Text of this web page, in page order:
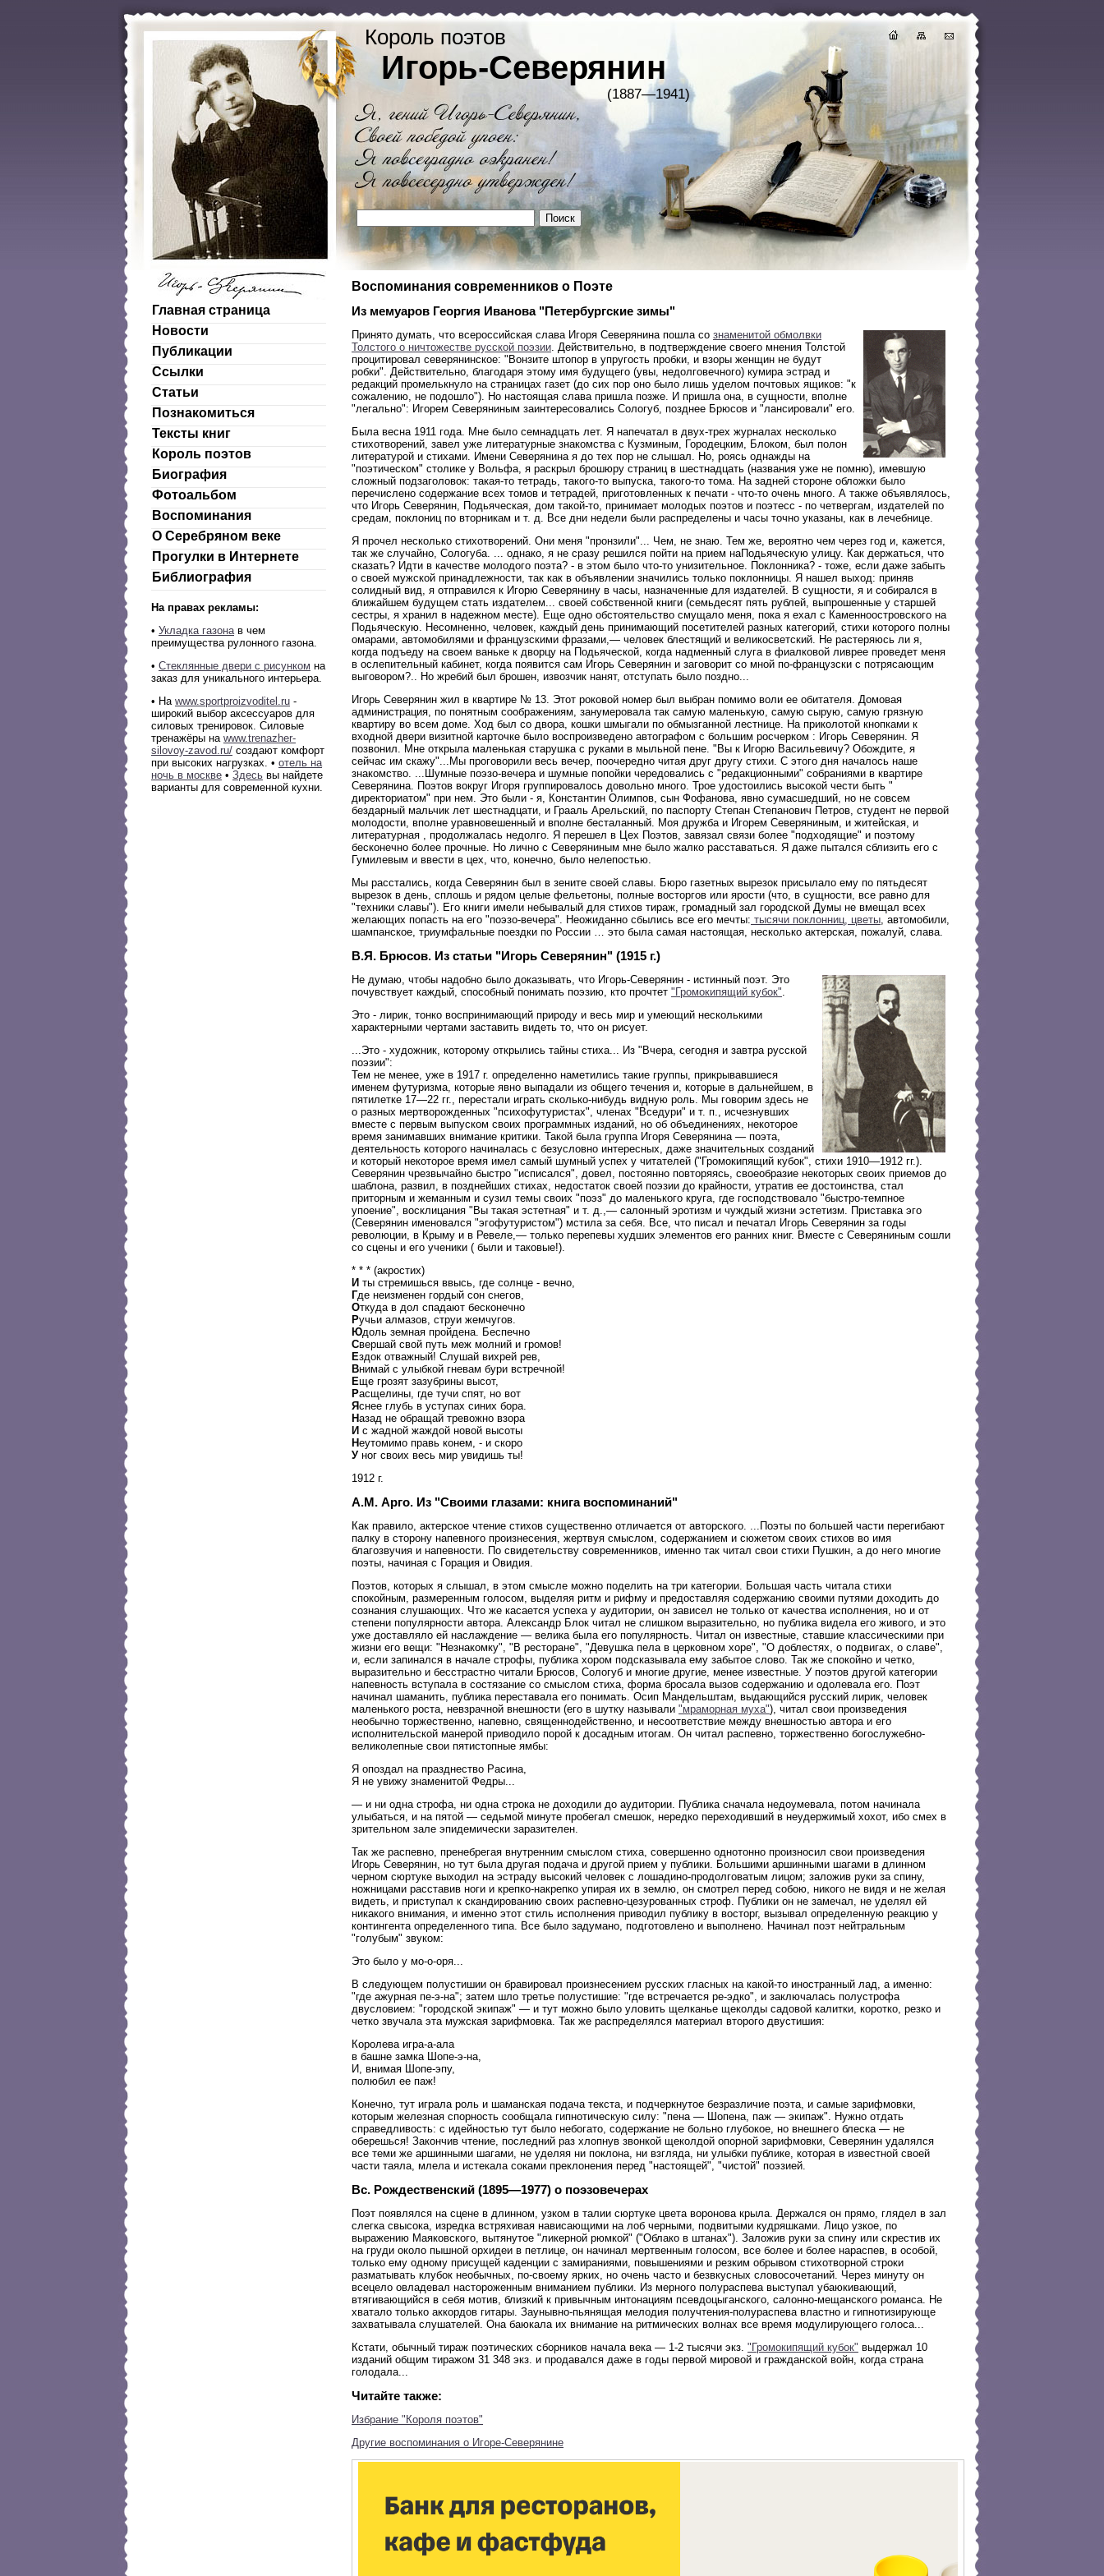
Король поэтов
Игорь-Северянин
(1887—1941)
Главная страница
Новости
Публикации
Ссылки
Статьи
Познакомиться
Тексты книг
Король поэтов
Биография
Фотоальбом
Воспоминания
О Серебряном веке
Прогулки в Интернете
Библиография
На правах рекламы:
• Укладка газонав чем
преимущества рулонного газона.
• Стеклянные двери с рисунком на
заказ для уникального интерьера.
• На www.sportproizvoditel.ru -
широкий выбор аксессуаров для
силовых тренировок. Силовые
тренажёры на www.trenazher-
silovoy-zavod.ru/ создают комфорт
при высоких нагрузках. • отель на
ночь в москве • Здесь вы найдете
варианты для современной кухни.
Воспоминания современников о Поэте
Из мемуаров Георгия Иванова "Петербургские зимы"
Принято думать, что всероссийская слава Игоря Северянина пошла со знаменитой обмолвки
Толстого о ничтожестве русской поэзии. Действительно, в подтверждение своего мнения Толстой
процитировал северянинское: "Вонзите штопор в упругость пробки, и взоры женщин не будут
робки". Действительно, благодаря этому имя будущего (увы, недолговечного) кумира эстрад и
редакций промелькнуло на страницах газет (до сих пор оно было лишь уделом почтовых ящиков: "к
сожалению, не подошло"). Но настоящая слава пришла позже. И пришла она, в сущности, вполне
"легально": Игорем Северяниным заинтересовались Сологуб, позднее Брюсов и "лансировали" его.
Была весна 1911 года. Мне было семнадцать лет. Я напечатал в двух-трех журналах несколько
стихотворений, завел уже литературные знакомства с Кузминым, Городецким, Блоком, был полон
литературой и стихами. Имени Северянина я до тех пор не слышал. Но, роясь однажды на
"поэтическом" столике у Вольфа, я раскрыл брошюру страниц в шестнадцать (названия уже не помню), имевшую
сложный подзаголовок: такая-то тетрадь, такого-то выпуска, такого-то тома. На задней стороне обложки было
перечислено содержание всех томов и тетрадей, приготовленных к печати - что-то очень много. А также объявлялось,
что Игорь Северянин, Подьяческая, дом такой-то, принимает молодых поэтов и поэтесс - по четвергам, издателей по
средам, поклониц по вторникам и т. д. Все дни недели были распределены и часы точно указаны, как в лечебнице.
Я прочел несколько стихотворений. Они меня "пронзили"... Чем, не знаю. Тем же, вероятно чем через год и, кажется,
так же случайно, Сологуба. ... однако, я не сразу решился пойти на прием наПодьяческую улицу. Как держаться, что
сказать? Идти в качестве молодого поэта? - в этом было что-то унизительное. Поклонника? - тоже, если даже забыть
о своей мужской принадлежности, так как в объявлении значились только поклонницы. Я нашел выход: приняв
солидный вид, я отправился к Игорю Северянину в часы, назначенные для издателей. В сущности, я и собирался в
ближайшем будущем стать издателем... своей собственной книги (семьдесят пять рублей, выпрошенные у старшей
сестры, я хранил в надежном месте). Еще одно обстоятельство смущало меня, пока я ехал с Каменноостровского на
Подьяческую. Несомненно, человек, каждый день принимающий посетителей разных категорий, стихи которого полны
омарами, автомобилями и французскими фразами,— человек блестящий и великосветский. Не растеряюсь ли я,
когда подъеду на своем ваньке к дворцу на Подьяческой, когда надменный слуга в фиалковой ливрее проведет меня
в ослепительный кабинет, когда появится сам Игорь Северянин и заговорит со мной по-французски с потрясающим
выговором?.. Но жребий был брошен, извозчик нанят, отступать было поздно...
Игорь Северянин жил в квартире № 13. Этот роковой номер был выбран помимо воли ее обитателя. Домовая
администрация, по понятным соображениям, занумеровала так самую маленькую, самую сырую, самую грязную
квартиру во всем доме. Ход был со двора, кошки шмыгали по обмызганной лестнице. На приколотой кнопками к
входной двери визитной карточке было воспроизведено автографом с большим росчерком : Игорь Северянин. Я
позвонил. Мне открыла маленькая старушка с руками в мыльной пене. "Вы к Игорю Васильевичу? Обождите, я
сейчас им скажу"...Мы проговорили весь вечер, поочередно читая друг другу стихи. С этого дня началось наше
знакомство. ...Шумные поэзо-вечера и шумные попойки чередовались с "редакционными" собраниями в квартире
Северянина. Поэтов вокруг Игоря группировалось довольно много. Трое удостоились высокой чести быть "
директориатом" при нем. Это были - я, Константин Олимпов, сын Фофанова, явно сумасшедший, но не совсем
бездарный мальчик лет шестнадцати, и Грааль Арельский, по паспорту Степан Степанович Петров, студент не первой
молодости, вполне уравновешенный и вполне бесталанный. Моя дружба и Игорем Северяниным, и житейская, и
литературная , продолжалась недолго. Я перешел в Цех Поэтов, завязал связи более "подходящие" и поэтому
бесконечно более прочные. Но лично с Северяниным мне было жалко расставаться. Я даже пытался сблизить его с
Гумилевым и ввести в цех, что, конечно, было нелепостью.
Мы расстались, когда Северянин был в зените своей славы. Бюро газетных вырезок присылало ему по пятьдесят
вырезок в день, сплошь и рядом целые фельетоны, полные восторгов или ярости (что, в сущности, все равно для
"техники славы"). Его книги имели небывалый для стихов тираж, громадный зал городской Думы не вмещал всех
желающих попасть на его "поэзо-вечера". Неожиданно сбылись все его мечты: тысячи поклонниц, цветы, автомобили,
шампанское, триумфальные поездки по России … это была самая настоящая, несколько актерская, пожалуй, слава.
В.Я. Брюсов. Из статьи "Игорь Северянин" (1915 г.)
Не думаю, чтобы надобно было доказывать, что Игорь-Северянин - истинный поэт. Это
почувствует каждый, способный понимать поэзию, кто прочтет "Громокипящий кубок".
Это - лирик, тонко воспринимающий природу и весь мир и умеющий несколькими
характерными чертами заставить видеть то, что он рисует.
...Это - художник, которому открылись тайны стиха... Из "Вчера, сегодня и завтра русской
поэзии":
Тем не менее, уже в 1917 г. определенно наметились такие группы, прикрывавшиеся
именем футуризма, которые явно выпадали из общего течения и, которые в дальнейшем, в
пятилетке 17—22 гг., перестали играть сколько-нибудь видную роль. Мы говорим здесь не
о разных мертворожденных "психофутуристах", членах "Вседури" и т. п., исчезнувших
вместе с первым выпуском своих программных изданий, но об объединениях, некоторое
время занимавших внимание критики. Такой была группа Игоря Северянина — поэта,
деятельность которого начиналась с безусловно интересных, даже значительных созданий
и который некоторое время имел самый шумный успех у читателей ("Громокипящий кубок", стихи 1910—1912 гг.).
Северянин чрезвычайно быстро "исписался", довел, постоянно повторяясь, своеобразие некоторых своих приемов до
шаблона, развил, в позднейших стихах, недостаток своей поэзии до крайности, утратив ее достоинства, стал
приторным и жеманным и сузил темы своих "поэз" до маленького круга, где господствовало "быстро-темпное
упоение", восклицания "Вы такая эстетная" и т. д.,— салонный эротизм и чуждый жизни эстетизм. Приставка эго
(Северянин именовался "эгофутуристом") мстила за себя. Все, что писал и печатал Игорь Северянин за годы
революции, в Крыму и в Ревеле,— только перепевы худших элементов его ранних книг. Вместе с Северяниным сошли
со сцены и его ученики ( были и таковые!).
* * * (акростих)
И ты стремишься ввысь, где солнце - вечно,
Где неизменен гордый сон снегов,
Откуда в дол спадают бесконечно
Ручьи алмазов, струи жемчугов.
Юдоль земная пройдена. Беспечно
Свершай свой путь меж молний и громов!
Ездок отважный! Слушай вихрей рев,
Внимай с улыбкой гневам бури встречной!
Еще грозят зазубрины высот,
Расщелины, где тучи спят, но вот
Яснее глубь в уступах синих бора.
Назад не обращай тревожно взора
И с жадной жаждой новой высоты
Неутомимо правь конем, - и скоро
У ног своих весь мир увидишь ты!
1912 г.
А.М. Арго. Из "Своими глазами: книга воспоминаний"
Как правило, актерское чтение стихов существенно отличается от авторского. ...Поэты по большей части перегибают
палку в сторону напевного произнесения, жертвуя смыслом, содержанием и сюжетом своих стихов во имя
благозвучия и напевности. По свидетельству современников, именно так читал свои стихи Пушкин, а до него многие
поэты, начиная с Горация и Овидия.
Поэтов, которых я слышал, в этом смысле можно поделить на три категории. Большая часть читала стихи
спокойным, размеренным голосом, выделяя ритм и рифму и предоставляя содержанию своими путями доходить до
сознания слушающих. Что же касается успеха у аудитории, он зависел не только от качества исполнения, но и от
степени популярности автора. Александр Блок читал не слишком выразительно, но публика видела его живого, и это
уже доставляло ей наслаждение — велика была его популярность. Читал он известные, ставшие классическими при
жизни его вещи: "Незнакомку", "В ресторане", "Девушка пела в церковном хоре", "О доблестях, о подвигах, о славе",
и, если запинался в начале строфы, публика хором подсказывала ему забытое слово. Так же спокойно и четко,
выразительно и бесстрастно читали Брюсов, Сологуб и многие другие, менее известные. У поэтов другой категории
напевность вступала в состязание со смыслом стиха, форма бросала вызов содержанию и одолевала его. Поэт
начинал шаманить, публика переставала его понимать. Осип Мандельштам, выдающийся русский лирик, человек
маленького роста, невзрачной внешности (его в шутку называли "мраморная муха"), читал свои произведения
необычно торжественно, напевно, священнодейственно, и несоответствие между внешностью автора и его
исполнительской манерой приводило порой к досадным итогам. Он читал распевно, торжественно богослужебно-
великолепные свои пятистопные ямбы:
Я опоздал на празднество Расина,
Я не увижу знаменитой Федры...
— и ни одна строфа, ни одна строка не доходили до аудитории. Публика сначала недоумевала, потом начинала
улыбаться, и на пятой — седьмой минуте пробегал смешок, нередко переходивший в неудержимый хохот, ибо смех в
зрительном зале эпидемически заразителен.
Так же распевно, пренебрегая внутренним смыслом стиха, совершенно однотонно произносил свои произведения
Игорь Северянин, но тут была другая подача и другой прием у публики. Большими аршинными шагами в длинном
черном сюртуке выходил на эстраду высокий человек с лошадино-продолговатым лицом; заложив руки за спину,
ножницами расставив ноги и крепко-накрепко упирая их в землю, он смотрел перед собою, никого не видя и не желая
видеть, и приступал к скандированию своих распевно-цезурованных строф. Публики он не замечал, не уделял ей
никакого внимания, и именно этот стиль исполнения приводил публику в восторг, вызывал определенную реакцию у
контингента определенного типа. Все было задумано, подготовлено и выполнено. Начинал поэт нейтральным
"голубым" звуком:
Это было у мо-о-оря...
В следующем полустишии он бравировал произнесением русских гласных на какой-то иностранный лад, а именно:
"где ажурная пе-э-на"; затем шло третье полустишие: "где встречается ре-эдко", и заключалась полустрофа
двусловием: "городской экипаж" — и тут можно было уловить щелканье щеколды садовой калитки, коротко, резко и
четко звучала эта мужская зарифмовка. Так же распределялся материал второго двустишия:
Королева игра-а-ала
в башне замка Шопе-э-на,
И, внимая Шопе-эпу,
полюбил ее паж!
Конечно, тут играла роль и шаманская подача текста, и подчеркнутое безразличие поэта, и самые зарифмовки,
которым железная спорность сообщала гипнотическую силу: "пена — Шопена, паж — экипаж". Нужно отдать
справедливость: с идейностью тут было небогато, содержание не больно глубокое, но внешнего блеска — не
оберешься! Закончив чтение, последний раз хлопнув звонкой щеколдой опорной зарифмовки, Северянин удалялся
все теми же аршинными шагами, не уделяя ни поклона, ни взгляда, ни улыбки публике, которая в известной своей
части таяла, млела и истекала соками преклонения перед "настоящей", "чистой" поэзией.
Вс. Рождественский (1895—1977) о поэзовечерах
Поэт появлялся на сцене в длинном, узком в талии сюртуке цвета воронова крыла. Держался он прямо, глядел в зал
слегка свысока, изредка встряхивая нависающими на лоб черными, подвитыми кудряшками. Лицо узкое, по
выражению Маяковского, вытянутое "ликерной рюмкой" ("Облако в штанах"). Заложив руки за спину или скрестив их
на груди около пышной орхидеи в петлице, он начинал мертвенным голосом, все более и более нараспев, в особой,
только ему одному присущей каденции с замираниями, повышениями и резким обрывом стихотворной строки
разматывать клубок необычных, по-своему ярких, но очень часто и безвкусных словосочетаний. Через минуту он
всецело овладевал настороженным вниманием публики. Из мерного полураспева выступал убаюкивающий,
втягивающийся в себя мотив, близкий к привычным интонациям псевдоцыганского, салонно-мещанского романса. Не
хватало только аккордов гитары. Заунывно-пьянящая мелодия получтения-полураспева властно и гипнотизирующе
захватывала слушателей. Она баюкала их внимание на ритмических волнах все время модулирующего голоса...
Кстати, обычный тираж поэтических сборников начала века — 1-2 тысячи экз. "Громокипящий кубок" выдержал 10
изданий общим тиражом 31 348 экз. и продавался даже в годы первой мировой и гражданской войн, когда страна
голодала...
Читайте также:
Избрание "Короля поэтов"
Другие воспоминания о Игоре-Северянине